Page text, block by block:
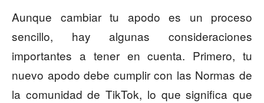
Aunque cambiar tu apodo es un proceso
sencillo, hay algunas consideraciones
importantes a tener en cuenta. Primero, tu
nuevo apodo debe cumplir con las Normas de
la comunidad de TikTok, lo que significa que